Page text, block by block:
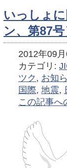
いっしょ
ン、第87
2012年09
カテゴリ:
ツク , お知
国際, 地震,
この記事へ